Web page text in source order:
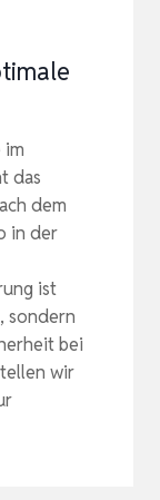
im
das
dem
in der
ist
sondern
bei
wir